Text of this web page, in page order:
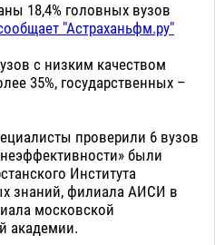
18,4% головных вузов
"Астраханьфм.ру"
с низким качеством
35%, государственных –
проверили 6 вузов
были
Института
знаний, филиала АИСИ в
московской
академии.